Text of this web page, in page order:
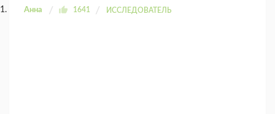
Анна 1641 ИССЛЕДОВАТЕЛЬ